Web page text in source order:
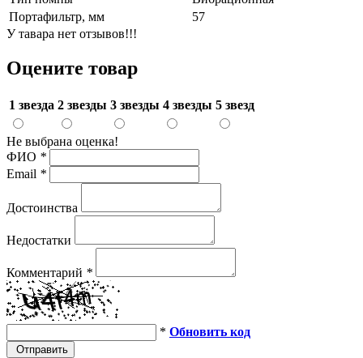
Портафильтр, мм
57
У тавара нет отзывов!!!
Оцените товар
1 звезда 2 звезды 3 звезды 4 звезды 5 звезд
Не выбрана оценка!
ФИО *
Email *
Достоинства
Недостатки
Комментарий *
* Обновить код
Отправить